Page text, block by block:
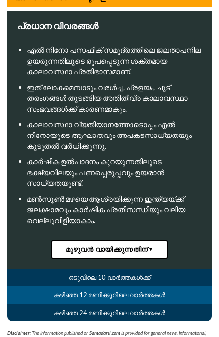
പ്രധാന വിവരങ്ങൾ
എൽ നിനോ പസഫിക് സമുദ്രത്തിലെ ജലതാപനില
ഉയരുന്നതിലൂടെ രൂപപ്പെടുന്ന ശക്തമായ
കാലാവസ്ഥാ പ്രതിഭാസമാണ്.
ഇത് ലോകമെമ്പാടും വരൾച്ച, പ്രളയം, ചൂട്
തരംഗങ്ങൾ തുടങ്ങിയ അതിതീവ്ര കാലാവസ്ഥാ
സംഭവങ്ങൾക്ക് കാരണമാകും.
കാലാവസ്ഥാ വ്യതിയാനത്തോടൊപ്പം എൽ
നിനോയുടെ ആഘാതവും അപകടസാധ്യതയും
കൂടുതൽ വർധിക്കുന്നു.
കാർഷിക ഉൽപാദനം കുറയുന്നതിലൂടെ
ഭക്ഷ്യവിലയും പണപ്പെരുപ്പവും ഉയരാൻ
സാധ്യതയുണ്ട്.
മൺസൂൺ മഴയെ ആശ്രയിക്കുന്ന ഇന്ത്യയ്ക്ക്
ജലക്ഷാമവും കാർഷിക പ്രതിസന്ധിയും വലിയ
വെല്ലുവിളിയാകാം.
മുഴുവൻ വായിക്കുന്നതിന്▼
ഒടുവിലെ 10 വാർത്തകൾക്ക്
കഴിഞ്ഞ 12 മണിക്കൂറിലെ വാർത്തകൾ
കഴിഞ്ഞ 24 മണിക്കൂറിലെ വാർത്തകൾ
Disclaimer: The information published onSamadarsi.comis provided for general news, informational,